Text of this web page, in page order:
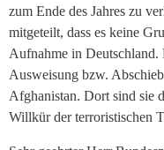
zum Ende des Jahres zu
mitgeteilt, dass es keine
Aufnahme in Deutschland.
Ausweisung bzw.
Afghanistan. Dort sind sie
Willkür der terroristischen